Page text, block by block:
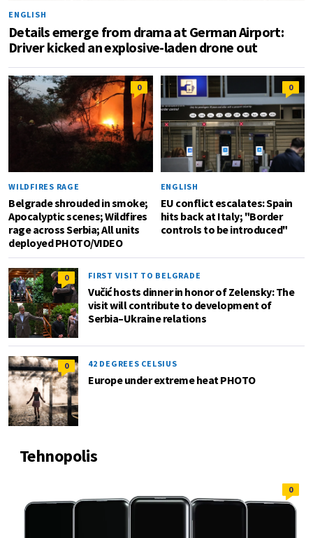
ENGLISH
Details emerge from drama at German Airport:
Driver kicked an explosive-laden drone out
0
WILDFIRES RAGE
Belgrade shrouded in smoke;
Apocalyptic scenes; Wildfires
rage across Serbia; All units
deployed PHOTO/VIDEO
0
ENGLISH
EU conflict escalates: Spain
hits back at Italy; "Border
controls to be introduced"
0 FIRST VISIT TO BELGRADE
Vučić hosts dinner in honor of Zelensky: The
visit will contribute to development of
Serbia–Ukraine relations
0 42 DEGREES CELSIUS
Europe under extreme heat PHOTO
Tehnopolis
0